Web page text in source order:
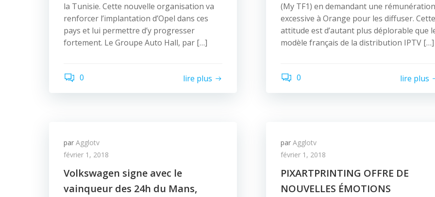
(My TF1) en demandant une rémunération
excessive à Orange pour les diffuser. Cette
attitude est d’autant plus déplorable que
modèle français de la distribution IPTV […]
0 lire plus
la Tunisie. Cette nouvelle organisation va
renforcer l’implantation d’Opel dans ces
pays et lui permettre d’y progresser
fortement. Le Groupe Auto Hall, par […]
0 lire plus
par Agglotv
février 1, 2018
Volkswagen signe avec le
vainqueur des 24h du Mans,
par Agglotv
février 1, 2018
PIXARTPRINTING OFFRE DE
NOUVELLES ÉMOTIONS